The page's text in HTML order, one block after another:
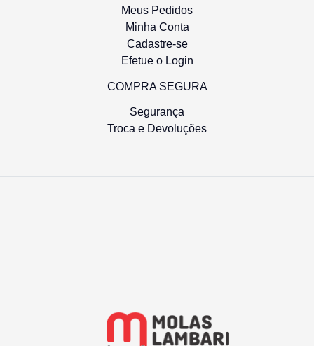
Meus Pedidos
Minha Conta
Cadastre-se
Efetue o Login
COMPRA SEGURA
Segurança
Troca e Devoluções